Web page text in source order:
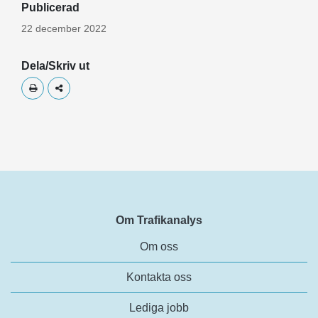
Publicerad
22 december 2022
Dela/Skriv ut
Skriv utDela
Om Trafikanalys
Om oss
Kontakta oss
Lediga jobb